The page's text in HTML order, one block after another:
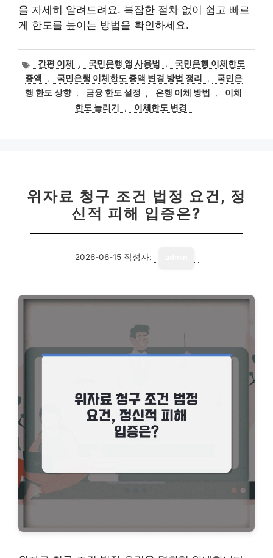
을 자세히 알려드려요. 복잡한 절차 없이 쉽고 빠르
게 한도를 높이는 방법을 확인하세요.
태
그
간편 이체 , 국민은행 앱 사용법 ,
국민은행 이체한도
증액
, 국민은행 이체한도 증액 변경 방법 정리 ,
국민은
행 한도 상향 , 금융 한도 설정 , 은행 이체 방법 ,
이체
한도 늘리기
, 이체한도 변경
위자료 청구 조건 법정 요건, 정
신적 피해 입증은?
2026-06-15 작성자: